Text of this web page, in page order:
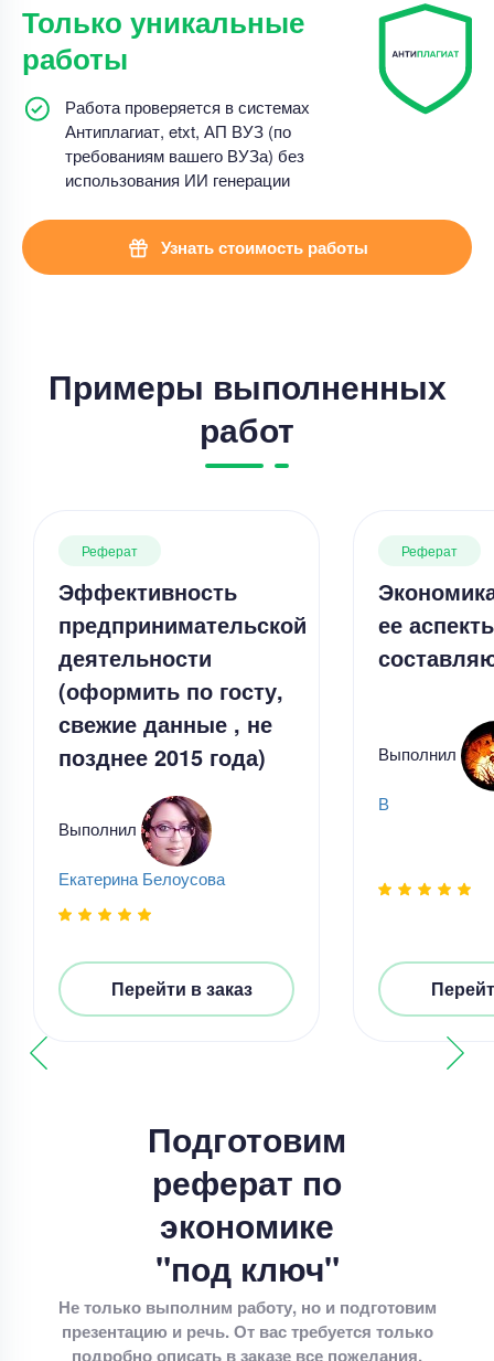
Только уникальные
работы
Работа проверяется в системах
Антиплагиат, etxt, АП ВУЗ (по
требованиям вашего ВУЗа) без
использования ИИ генерации
Узнать стоимость работы
Примеры выполненных
работ
Реферат
Эффективность
предпринимательской
деятельности
(оформить по госту,
свежие данные , не
позднее 2015 года)
Выполнил
Екатерина Белоусова
Перейти в заказ
Реферат
ее
Выполнил
В
Подготовим
реферат по
экономике
"под ключ"
Не только выполним работу, но и подготовим
презентацию и речь. От вас требуется только
подробно описать в заказе все пожелания.
Реферат
Реферат – написать реферат
методы метатеоретического уровня научного